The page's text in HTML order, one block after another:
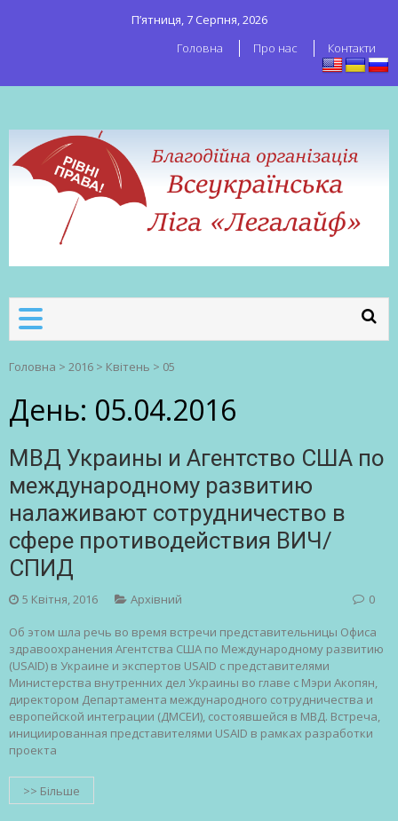
П’ятниця, 7 Серпня, 2026
Головна
Про нас Контакти
робітників
Головна > 2016 > Квітень > 05
День: 05.04.2016
МВД Украины и Агентство США по
международному развитию
налаживают сотрудничество в
сфере противодействия ВИЧ/
СПИД
5 Квітня, 2016 Архівний 0
Об этом шла речь во время встречи представительницы Офиса
здравоохранения Агентства США по Международному развитию
(USAID) в Украине и экспертов USAID с представителями
Министерства внутренних дел Украины во главе с Мэри Акопян,
директором Департамента международного сотрудничества и
европейской интеграции (ДМСЕИ), состоявшейся в МВД. Встреча,
инициированная представителями USAID в рамках разработки
проекта
>> Більше